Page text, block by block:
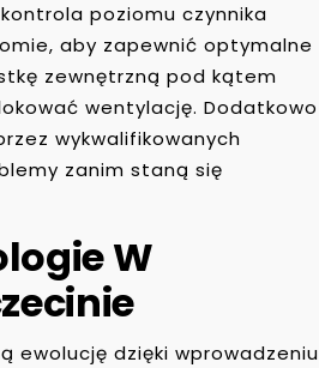
poziomu czynnika
aby zapewnić optymalne
zewnętrzną pod kątem
wentylację. Dodatkowo
wykwalifikowanych
zanim staną się
W
ewolucję dzięki wprowadzeniu